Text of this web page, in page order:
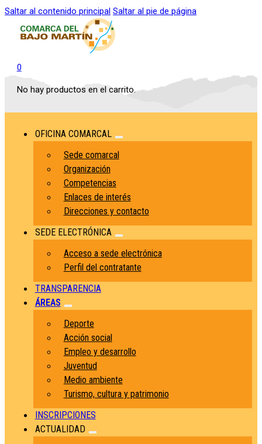
Saltar al contenido principal Saltar al pie de página
0
No hay productos en el carrito.
OFICINA COMARCAL
Sede comarcal
Organización
Competencias
Enlaces de interés
Direcciones y contacto
SEDE ELECTRÓNICA
Acceso a sede electrónica
Perfil del contratante
TRANSPARENCIA
ÁREAS
Deporte
Acción social
Empleo y desarrollo
Juventud
Medio ambiente
Turismo, cultura y patrimonio
INSCRIPCIONES
ACTUALIDAD